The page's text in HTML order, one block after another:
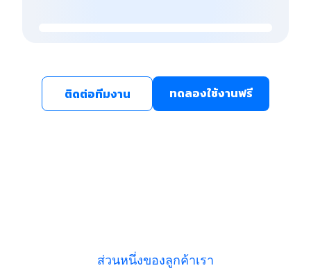
ติดต่อทีมงาน ทดลองใช้งานฟรี
ส่วนหนึ่งของลูกค้าเรา